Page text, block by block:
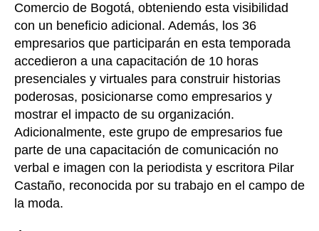
Comercio de Bogotá, obteniendo esta visibilidad
con un beneficio adicional. Además, los 36
empresarios que participarán en esta temporada
accedieron a una capacitación de 10 horas
presenciales y virtuales para construir historias
poderosas, posicionarse como empresarios y
mostrar el impacto de su organización.
Adicionalmente, este grupo de empresarios fue
parte de una capacitación de comunicación no
verbal e imagen con la periodista y escritora Pilar
Castaño, reconocida por su trabajo en el campo de
la moda.